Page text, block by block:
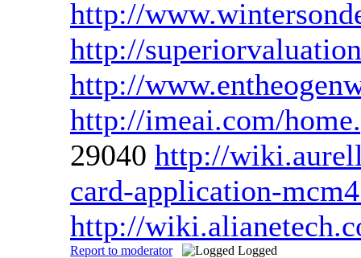
http://
http://
http://
http://imeai.com/
29040 http://
card-application-
http://
Report to moderator Logged